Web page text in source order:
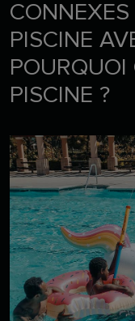
PISCINE
PISCINE ?